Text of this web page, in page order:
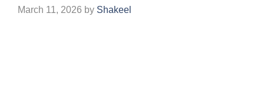
March 11, 2026 by Shakeel